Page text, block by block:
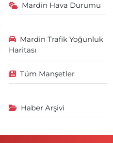
Mardin Hava Durumu
Mardin Trafik Yoğunluk
Haritası
Tüm Manşetler
Haber Arşivi